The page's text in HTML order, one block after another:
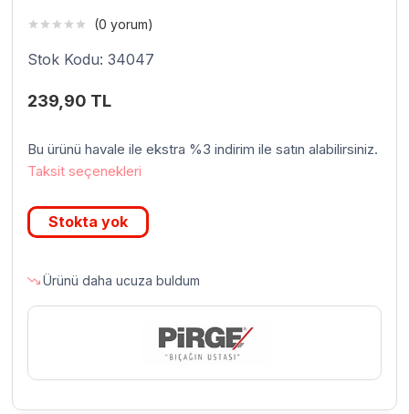
(0 yorum)
Stok Kodu: 34047
239,90 TL
Bu ürünü havale ile ekstra %3 indirim ile satın alabilirsiniz.
Taksit seçenekleri
Stokta yok
Ürünü daha ucuza buldum